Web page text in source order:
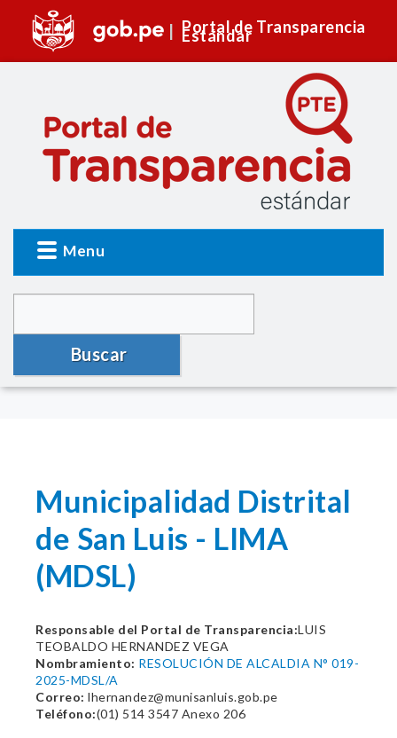
Portal de Transparencia
Estándar
Menu
Buscar
Municipalidad Distrital
de San Luis - LIMA
(MDSL)
Responsable del Portal de Transparencia:LUIS
TEOBALDO HERNANDEZ VEGA
Nombramiento: RESOLUCIÓN DE ALCALDIA N° 019-
2025-MDSL/A
Correo: lhernandez@munisanluis.gob.pe
Teléfono:(01) 514 3547 Anexo 206